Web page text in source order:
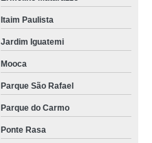
Itaim Paulista
Jardim Iguatemi
Mooca
Parque São Rafael
Parque do Carmo
Ponte Rasa